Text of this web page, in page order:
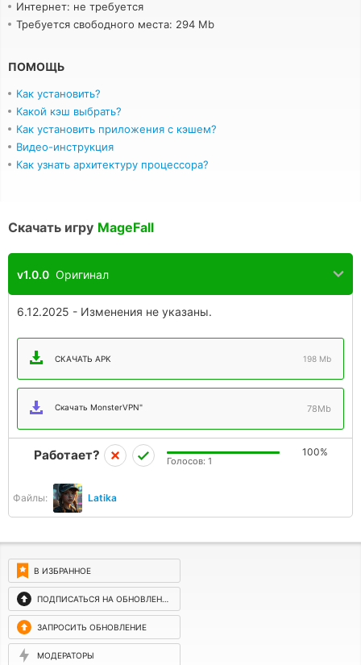
Интернет: не требуется
Требуется свободного места: 294 Mb
ПОМОЩЬ
Как установить?
Какой кэш выбрать?
Как установить приложения с кэшем?
Видео-инструкция
Как узнать архитектуру процессора?
Скачать игру MageFall
v1.0.0 Оригинал
6.12.2025 - Изменения не указаны.
СКАЧАТЬ APK 198 Mb
Скачать MonsterVPN" 78Mb
Файлы: Latika
Работает? 100%
Голосов: 1
В ИЗБРАННОЕ
ПОДПИСАТЬСЯ НА ОБНОВЛЕНИЯ
ЗАПРОСИТЬ ОБНОВЛЕНИЕ
МОДЕРАТОРЫ